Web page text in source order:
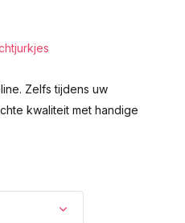
Zelfs tijdens uw
kwaliteit met handige